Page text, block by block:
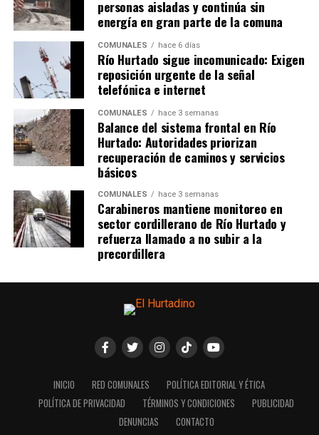
personas aisladas y continúa sin
energía en gran parte de la comuna
COMUNALES hace 6 días
Río Hurtado sigue incomunicado: Exigen
reposición urgente de la señal
telefónica e internet
COMUNALES hace 3 semanas
Balance del sistema frontal en Río
Hurtado: Autoridades priorizan
recuperación de caminos y servicios
básicos
COMUNALES hace 3 semanas
Carabineros mantiene monitoreo en
sector cordillerano de Río Hurtado y
refuerza llamado a no subir a la
precordillera
INICIO RED COMUNALES
POLÍTICA EDITORIAL Y ÉTICA
POLÍTICA DE PRIVACIDAD
TÉRMINOS Y CONDICIONES
PUBLICIDAD
DENUNCIAS
CONTACTO